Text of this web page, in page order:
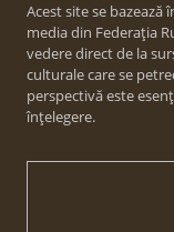
Acest site se
media din Federația
vedere direct de la
culturale care se
perspectivă este
înțelegere.